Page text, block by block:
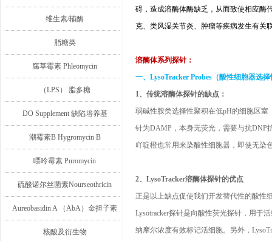
维生素/辅酶
脂糖类
腐草霉素 Phleomycin
（LPS） 脂多糖
DO Supplement 缺陷培养基
潮霉素B Hygromycin B
嘌呤霉素 Puromycin
硫酸诺尔丝菌素Nourseothricin
Aureobasidin A （AbA）金担子素
A
核酸及衍生物
碍，造成溶酶体酶缺乏，从而致使相应酶
克、类风湿关节炎、肿瘤等疾病发生有关
溶酶体系列探针：
一、LysoTracker Probes （酸性细胞器选
1、传统溶酶体探针的缺点：
弱碱性胺类选择性聚积在低pH的细胞区室
针为DAMP ，本身无荧光，需要与抗DNP
吖啶橙也常用来染酸性细胞器，即使无染
2、LysoTracker溶酶体探针的优点
正是以上缺点促使我们开发替代性的酸性
Lysotracker探针是向酸性荧光探针，用于
纳摩尔浓度有效标记活细胞。另外，